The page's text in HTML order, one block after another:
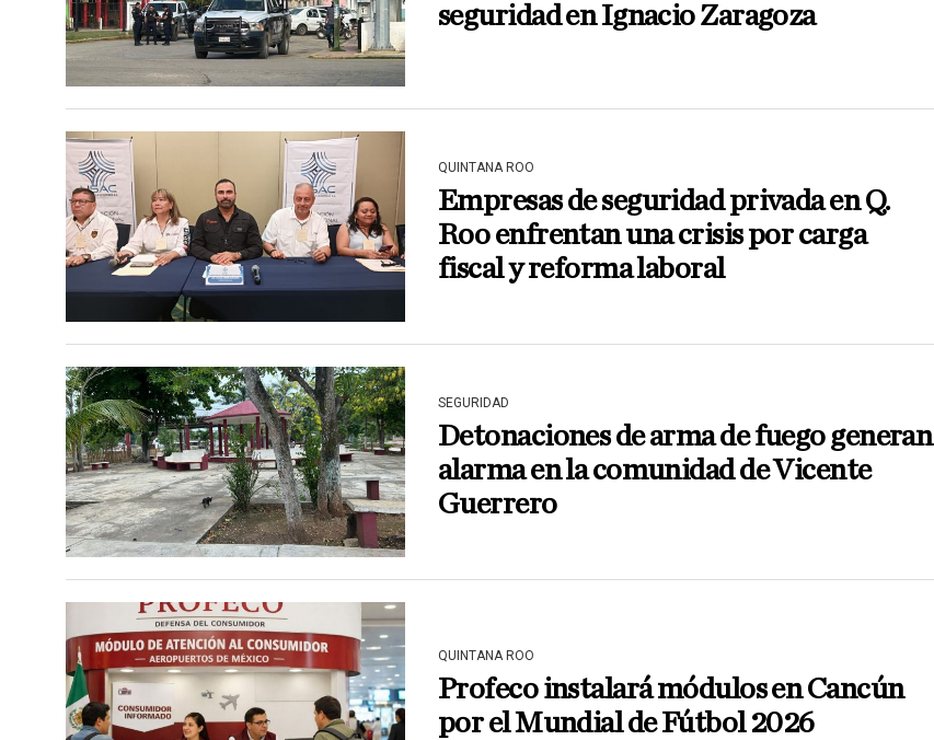
seguridad en Ignacio Zaragoza
QUINTANA ROO
Empresas de seguridad privada en Q.
Roo enfrentan una crisis por carga
fiscal y reforma laboral
SEGURIDAD
Detonaciones de arma de fuego generan
alarma en la comunidad de Vicente
Guerrero
QUINTANA ROO
Profeco instalará módulos en Cancún
por el Mundial de Fútbol 2026